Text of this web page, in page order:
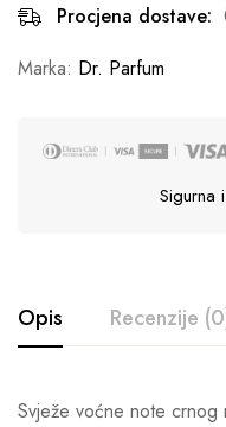
Procjena dostave:
Marka: Dr. Parfum
Sigurna
Opis Recenzije
Svježe voćne note crnog